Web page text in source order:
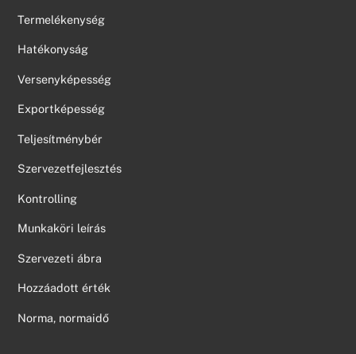
Termelékenység
Hatékonyság
Versenyképesség
Exportképesség
Teljesítménybér
Szervezetfejlesztés
Kontrolling
Munkaköri leírás
Szervezeti ábra
Hozzáadott érték
Norma, normaidő